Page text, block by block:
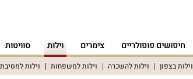
חיפושים פופולריים צימרים וילות סוויטות
וילות בצפון וילות להשכרה וילות למשפחות וילות